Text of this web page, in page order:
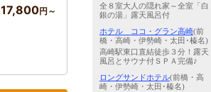
17,800円～
全８室大人の隠れ家～全室「白
銀の湯」露天風呂付
ホテル ココ・グラン高崎(前
橋・高崎・伊勢崎・太田･榛名)
高崎駅東口直結徒歩３分！露天
風呂とサウナ付ＳＰＡ完備♪
ロングサンドホテル(前橋・高
崎・伊勢崎・太田･榛名)